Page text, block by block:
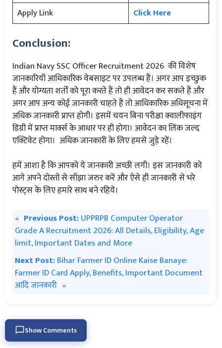
Apply Link
Click Here
Conclusion:
Indian Navy SSC Officer Recruitment 2026 की विशेष
जानकारियाँ आधिकारिक वेबसाइट पर उपलब्ध हैं। अगर आप इच्छुक
हैं और योग्यता शर्तों को पूरा करते हैं तो ही आवेदन कर सकते हैं और
अगर आप अन्य कोई जानकारी चाहते हैं तो आधिकारिक अधिसूचना में
अधिक जानकारी प्राप्त होगी। इसमें चयन बिना परीक्षा क्वालीफाइंग
डिग्री में प्राप्त मार्क्स के आधार पर ही होगा। आवेदन का लिंक जल्द
एक्टिवेट होगा। अधिक जानकारी के लिए हमसे जुड़े रहें।
हमें आशा है कि आपको ये जानकारी अच्छी लगी। इस जानकारी को
आगे अपने दोस्तों से साँझा जरुर करें और ऐसे ही जानकारी से भरे
पोस्ट्स के लिए हमारे साथ बने रहिये।
« Previous Post:UPPRPB Computer Operator
Grade A Recruitment 2026: All Details, Eligibility, Age
limit, Important Dates and More
Next Post:Bihar Farmer ID Online Kaise Banaye:
Farmer ID Card Apply, Benefits, Important Document
आदि जानकारी »
Show Comments